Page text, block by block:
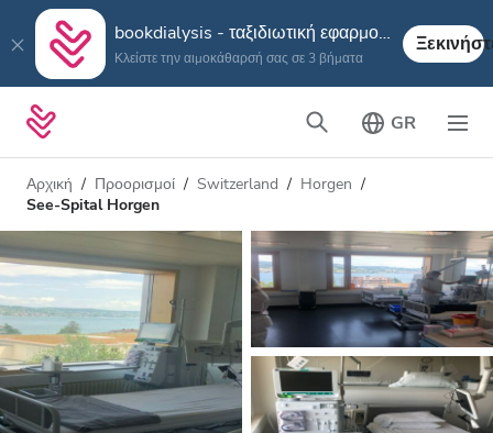
bookdialysis - ταξιδιωτική εφαρμογή
Κλείστε την αιμοκάθαρσή σας σε 3 βήματα
GR
Αρχική Προορισμοί Switzerland
Horgen
See-Spital Horgen